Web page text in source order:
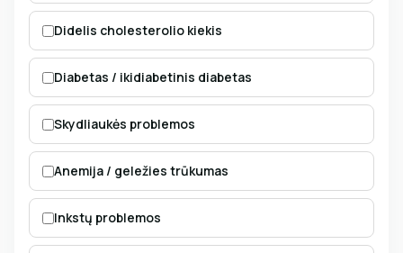
Didelis cholesterolio kiekis
Diabetas / ikidiabetinis diabetas
Skydliaukės problemos
Anemija / geležies trūkumas
Inkstų problemos